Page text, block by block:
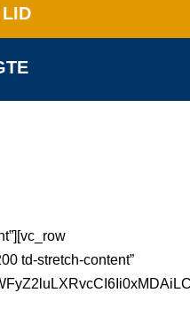
td-stretch-content”